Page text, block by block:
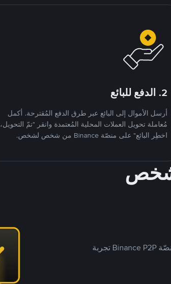
2. الدفع للبائع
أرسل الأموال إلى البائع عبر طرق الدفع المُقترحة. أكمل
مُعاملة تحويل العملات المحلية المُعتمدة وانقر "تمّ التحويل،
اخطِر البائع" على منصّة Binance من شخص لشخص.
بينما تستهدف العديد من منصّات تداول P2P أسواقًا مُحددة، تُقدّم منصّة Binance P2P تجربة